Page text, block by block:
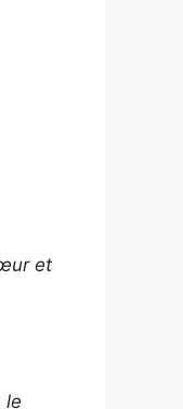
et
le